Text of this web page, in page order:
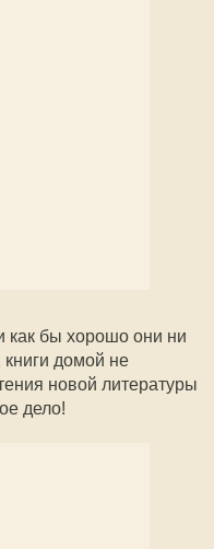
как бы хорошо они ни
книги домой не
новой литературы
дело!